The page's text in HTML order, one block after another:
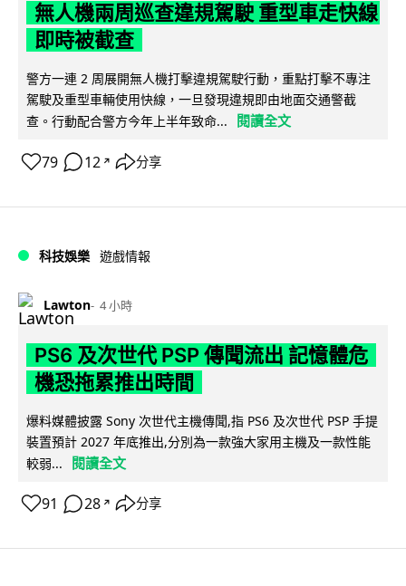
無人機兩周巡查違規駕駛 重型車走快線
即時被截查
警方一連 2 周展開無人機打擊違規駕駛行動，重點打擊不專注
駕駛及重型車輛使用快線，一旦發現違規即由地面交通警截
查。行動配合警方今年上半年致命...
閱讀全文
79 12 ↗ 分享
科技娛樂 遊戲情報
Lawton 4 小時
PS6 及次世代 PSP 傳聞流出 記憶體危
機恐拖累推出時間
爆料媒體披露 Sony 次世代主機傳聞,指 PS6 及次世代 PSP 手提
裝置預計 2027 年底推出,分別為一款強大家用主機及一款性能
較弱...
閱讀全文
91 28 ↗ 分享